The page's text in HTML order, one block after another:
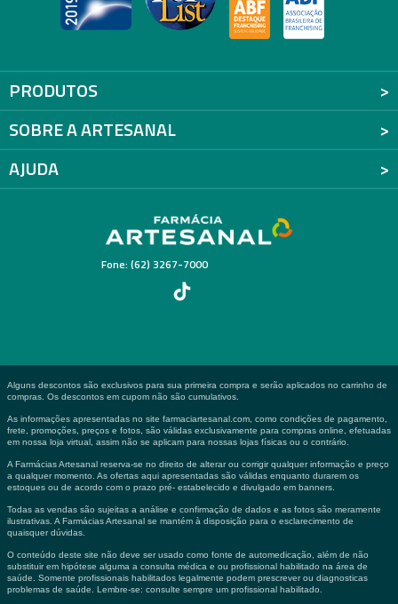
PRODUTOS
SOBRE A ARTESANAL
AJUDA
Fone: (62) 3267-7000
Alguns descontos são exclusivos para sua primeira compra e serão aplicados no carrinho de
compras. Os descontos em cupom não são cumulativos.
As informações apresentadas no site farmaciartesanal.com, como condições de pagamento,
frete, promoções, preços e fotos, são válidas exclusivamente para compras online, efetuadas
em nossa loja virtual, assim não se aplicam para nossas lojas físicas ou o contrário.
A Farmácias Artesanal reserva-se no direito de alterar ou corrigir qualquer informação e preço
a qualquer momento. As ofertas aqui apresentadas são válidas enquanto durarem os
estoques ou de acordo com o prazo pré- estabelecido e divulgado em banners.
Todas as vendas são sujeitas a análise e confirmação de dados e as fotos são meramente
ilustrativas. A Farmácias Artesanal se mantém à disposição para o esclarecimento de
quaisquer dúvidas.
O conteúdo deste site não deve ser usado como fonte de automedicação, além de não
substituir em hipótese alguma a consulta médica e ou profissional habilitado na área de
saúde. Somente profissionais habilitados legalmente podem prescrever ou diagnosticas
problemas de saúde. Lembre-se: consulte sempre um profissional habilitado.